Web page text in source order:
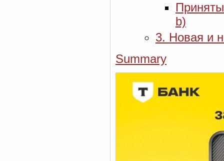
b)
3. Новая и
Summary